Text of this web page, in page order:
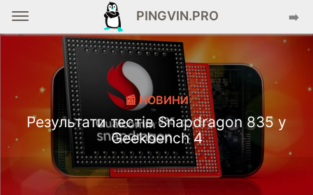
PINGVIN.PRO ➡️
📰 НОВИНИ
Результати тестів Snapdragon 835 у
Geekbench 4